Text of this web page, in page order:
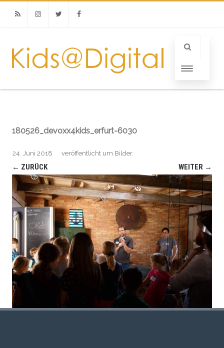
180526_devoxx4kids_erfurt-6030
veröffentlicht
24. Juni 2018 um Bilder.
← ZURÜCK WEITER →